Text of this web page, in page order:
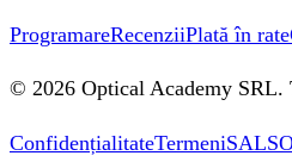
ProgramareRecenziiPlată în rate
© 2026 Optical Academy SRL.
ConfidențialitateTermeniSAL